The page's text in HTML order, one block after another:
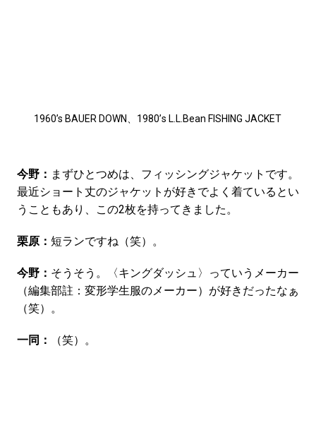
1960’s BAUER DOWN、1980’s L.L.Bean FISHING JACKET
今野： まずひとつめは、フィッシングジャケットです。
最近ショート丈のジャケットが好きでよく着ているとい
うこともあり、この2枚を持ってきました。
栗原： 短ランですね（笑）。
今野： そうそう。〈キングダッシュ〉っていうメーカー
（編集部註：変形学生服のメーカー）が好きだったなぁ
（笑）。
一同： （笑）。